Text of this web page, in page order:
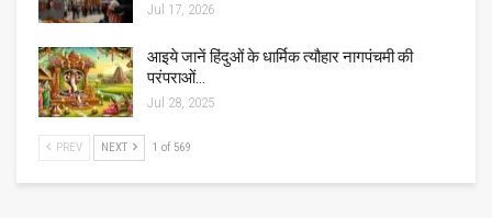
Jul 17, 2026
आइये जानें हिंदुओं के धार्मिक त्यौहार नागपंचमी की
परंपराओं…
Jul 28, 2025
PREV NEXT 1 of 569